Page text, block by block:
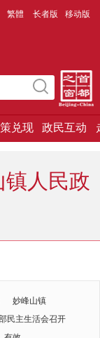
繁體 长者版 移动版
兑现 政民互动
人民政
妙峰山镇
民主生活会召开